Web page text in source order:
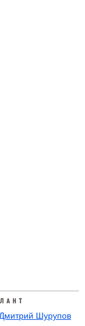
Дмитрий Шурупов